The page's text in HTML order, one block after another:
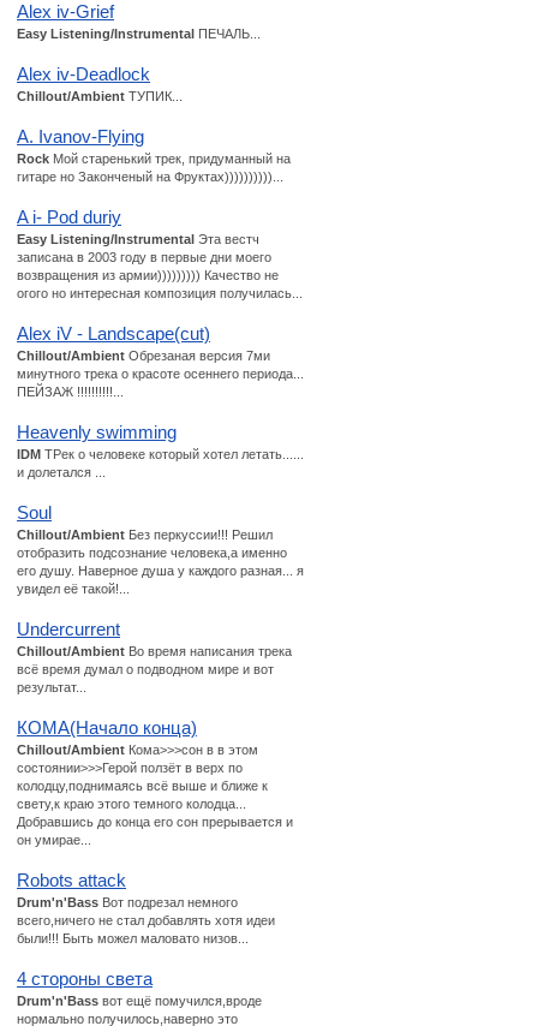
Alex iv-Grief
Easy Listening/Instrumental ПЕЧАЛЬ...
Alex iv-Deadlock
Chillout/Ambient ТУПИК...
A. Ivanov-Flying
Rock Мой старенький трек, придуманный на
гитаре но Законченый на Фруктах))))))))))...
A i- Pod duriy
Easy Listening/Instrumental Эта вестч
записана в 2003 году в первые дни моего
возвращения из армии))))))))) Качество не
огого но интересная композиция получилась...
Alex iV - Landscape(cut)
Chillout/Ambient Обрезаная версия 7ми
минутного трека о красоте осеннего периода...
ПЕЙЗАЖ !!!!!!!!!!...
Heavenly swimming
IDM ТРек о человеке который хотел летать......
и долетался ...
Soul
Chillout/Ambient Без перкуссии!!! Решил
отобразить подсознание человека,а именно
его душу. Наверное душа у каждого разная... я
увидел её такой!...
Undercurrent
Chillout/Ambient Во время написания трека
всё время думал о подводном мире и вот
результат...
КОМА(Начало конца)
Chillout/Ambient Кома>>>сон в в этом
состоянии>>>Герой ползёт в верх по
колодцу,поднимаясь всё выше и ближе к
свету,к краю этого темного колодца...
Добравшись до конца его сон прерывается и
он умирае...
Robots attack
Drum'n'Bass Вот подрезал немного
всего,ничего не стал добавлять хотя идеи
были!!! Быть можел маловато низов...
4 стороны света
Drum'n'Bass вот ещё помучился,вроде
нормально получилось,наверно это